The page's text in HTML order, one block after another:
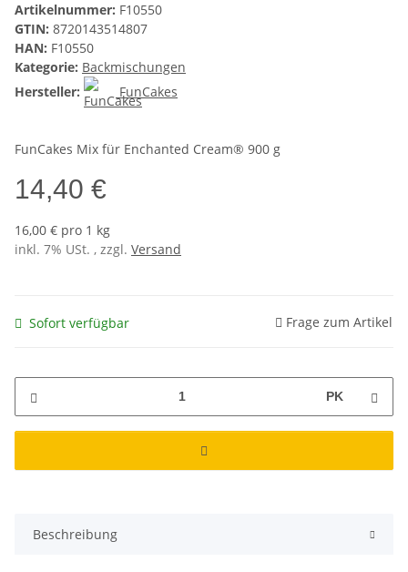
Artikelnummer: F10550
GTIN: 8720143514807
HAN: F10550
Kategorie: Backmischungen
Hersteller:
FunCakes
FunCakes Mix für Enchanted Cream® 900 g
14,40 €
16,00 € pro 1 kg
inkl. 7% USt. , zzgl. Versand
Sofort verfügbar Frage zum Artikel
PK
Beschreibung